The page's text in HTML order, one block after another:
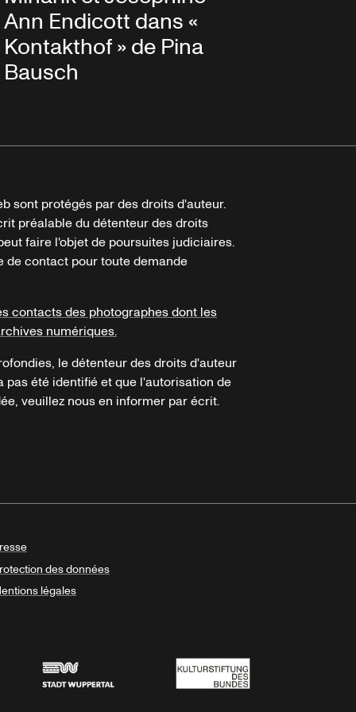
Ann Endicott dans «
Kontakthof » de Pina
Bausch
sont protégés par des droits d'auteur.
préalable du détenteur des droits
faire l'objet de poursuites judiciaires.
de contact pour toute demande
contacts des photographes dont les
numériques.
le détenteur des droits d'auteur
été identifié et que l'autorisation de
veuillez nous en informer par écrit.
des données
légales